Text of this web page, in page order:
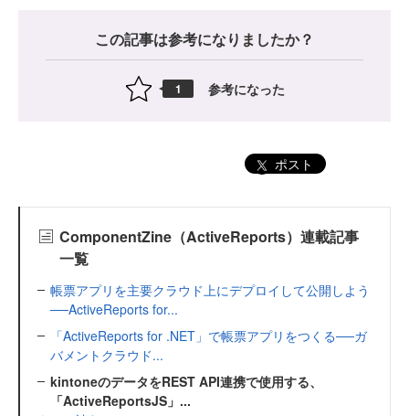
この記事は参考になりましたか？
1 参考になった
ポスト
ComponentZine（ActiveReports）連載記事
一覧
帳票アプリを主要クラウド上にデプロイして公開しよう
──ActiveReports for...
「ActiveReports for .NET」で帳票アプリをつくる──ガ
バメントクラウド...
kintoneのデータをREST API連携で使用する、
「ActiveReportsJS」...